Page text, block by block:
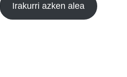
Irakurri azken alea